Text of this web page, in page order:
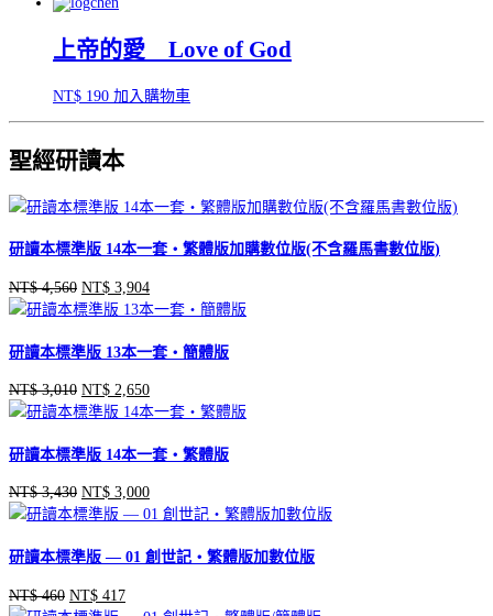
格：
格：
上帝的愛 Love of God
NT$ 190 加入購物車
聖經研讀本
研讀本標準版 14本一套‧繁體版加購數位版(不含羅馬書數位版)
NT$4,560 原
始
格：
NT$ 3,904目
前
格：
研讀本標準版 13本一套‧簡體版
NT$3,010 原
始
格：
NT$ 3,010。
NT$ 2,650目
前
格：
研讀本標準版 14本一套‧繁體版
NT$3,430 原
始
格：
NT$ 3,000目
前
格：
研讀本標準版 — 01 創世記‧繁體版加數位版
NT$460 原
NT$ 417目